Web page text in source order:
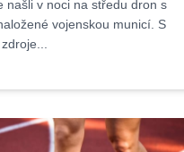
našli v noci na středu dron s
vojenskou municí. S